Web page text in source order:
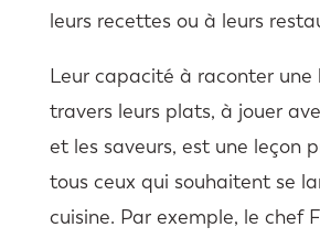
leurs recettes ou à leurs
Leur capacité à raconter une
travers leurs plats, à jouer
et les saveurs, est une leçon
tous ceux qui souhaitent se
cuisine. Par exemple, le chef